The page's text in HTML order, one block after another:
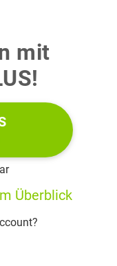
mit
Überblick